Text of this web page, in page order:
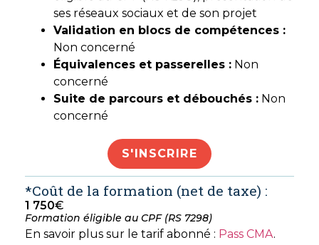
ses réseaux sociaux et de son projet
Validation en blocs de compétences :
Non concerné
Équivalences et passerelles : Non
concerné
Suite de parcours et débouchés : Non
concerné
S'INSCRIRE
*Coût de la formation (net de taxe) :
1 750€
Formation éligible au CPF (RS 7298)
En savoir plus sur le tarif abonné : Pass CMA.